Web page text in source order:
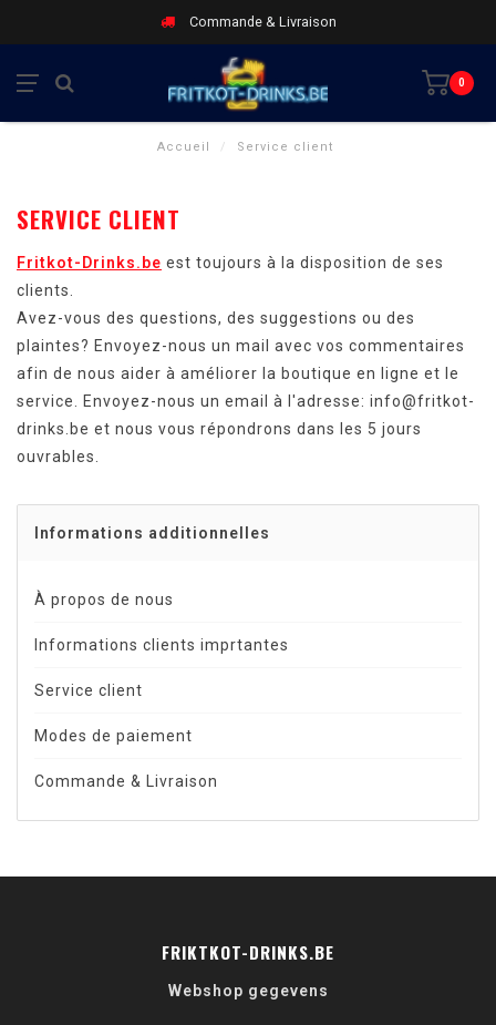
Commande & Livraison
0
Accueil / Service client
SERVICE CLIENT
Fritkot-Drinks.be est toujours à la disposition de ses
clients.
Avez-vous des questions, des suggestions ou des
plaintes? Envoyez-nous un mail avec vos commentaires
afin de nous aider à améliorer la boutique en ligne et le
service. Envoyez-nous un email à l'adresse: info@fritkot-
drinks.be et nous vous répondrons dans les 5 jours
ouvrables.
Informations additionnelles
À propos de nous
Informations clients imprtantes
Service client
Modes de paiement
Commande & Livraison
FRIKTKOT-DRINKS.BE
Webshop gegevens